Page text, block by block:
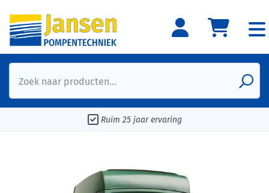
Zoek naar producten...
Ruim 25 jaar ervaring